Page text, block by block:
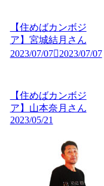
【住めばカンボジ
ア】宮城結月さん
2023/07/07
2023/07/07
【住めばカンボジ
ア】山本奈月さん
2023/05/21